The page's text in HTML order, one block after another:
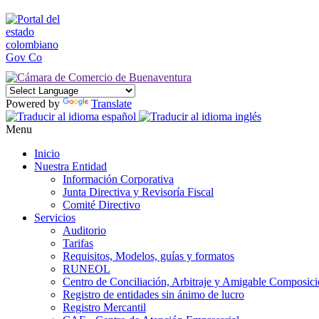
Powered by Translate
Menu
Inicio
Nuestra Entidad
Información Corporativa
Junta Directiva y Revisoría Fiscal
Comité Directivo
Servicios
Auditorio
Tarifas
Requisitos, Modelos, guías y formatos
RUNEOL
Centro de Conciliación, Arbitraje y Amigable
Registro de entidades sin ánimo de lucro
Registro Mercantil